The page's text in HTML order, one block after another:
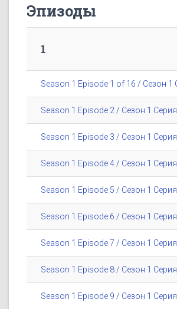
Эпизоды
1
Season 1 Episode 1 of 16 / Сезон 1
Season 1 Episode 2 / Сезон 1
Season 1 Episode 3 / Сезон 1
Season 1 Episode 4 / Сезон 1
Season 1 Episode 5 / Сезон 1
Season 1 Episode 6 / Сезон 1
Season 1 Episode 7 / Сезон 1
Season 1 Episode 8 / Сезон 1
Season 1 Episode 9 / Сезон 1